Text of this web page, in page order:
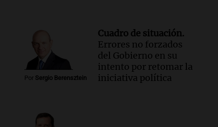
Por Sergio Berensztein
Cuadro de situación.
Errores no forzados
del Gobierno en su
intento por retomar la
iniciativa política